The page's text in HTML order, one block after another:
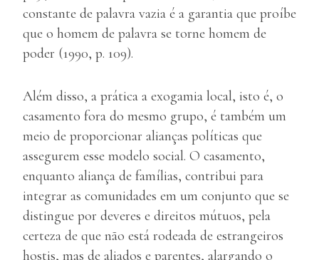
constante de palavra vazia é a garantia que proíbe
que o homem de palavra se torne homem de
poder (1990, p. 109).
Além disso, a prática a exogamia local, isto é, o
casamento fora do mesmo grupo, é também um
meio de proporcionar alianças políticas que
assegurem esse modelo social. O casamento,
enquanto aliança de famílias, contribui para
integrar as comunidades em um conjunto que se
distingue por deveres e direitos mútuos, pela
certeza de que não está rodeada de estrangeiros
hostis, mas de aliados e parentes, alargando o